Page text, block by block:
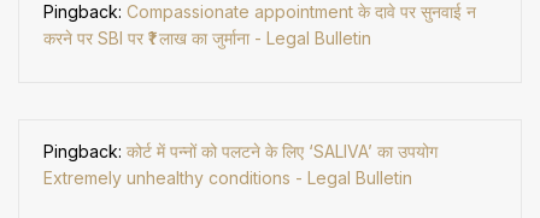
Pingback: Compassionate appointment के दावे पर सुनवाई न
करने पर SBI पर ₹1 लाख का जुर्माना - Legal Bulletin
Pingback: कोर्ट में पन्नों को पलटने के लिए ‘SALIVA’ का उपयोग
Extremely unhealthy conditions - Legal Bulletin